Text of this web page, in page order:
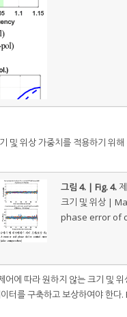
및 위상 가중치를 적용하기 위
그림 4. | Fig. 4.
크기 및 위상 |
phase error of
어에 따라 원하지 않는 크기 및
터를 구축하고 보상하여야 한